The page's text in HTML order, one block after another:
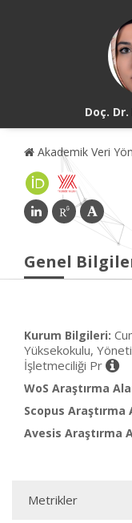
Doç. Dr.
Akademik Veri
Genel
Kurum Bilgileri:
Yüksekokulu,
İşletmeciliği Pr
WoS Araştırma
Scopus Araştırma
Avesis Araştırma
Metrikler